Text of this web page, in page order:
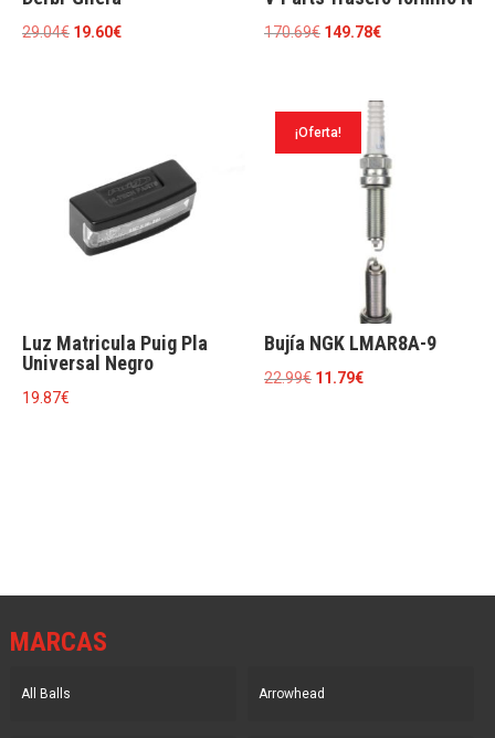
29.04€ El
19.60€El
170.69€ El
era:
170.69€.
149.78€El
es:
149.78€.
Luz Matricula Puig Pla
Universal Negro
19.87€
¡Oferta!
Bujía NGK LMAR8A-9
22.99€ El
11.79€El
MARCAS
All Balls Arrowhead